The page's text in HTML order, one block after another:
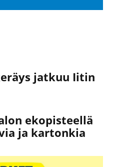
jatkuu Iitin
ekopisteellä
ja kartonkia